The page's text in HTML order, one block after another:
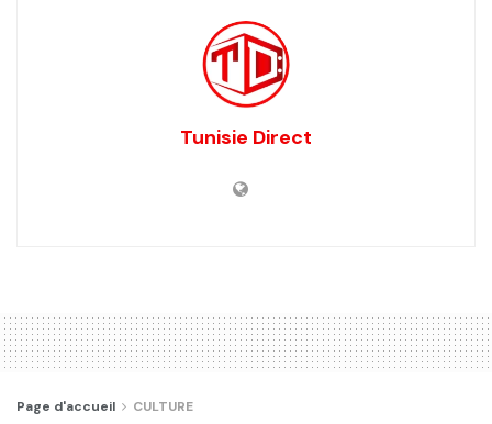
Tunisie Direct
Page d'accueil CULTURE